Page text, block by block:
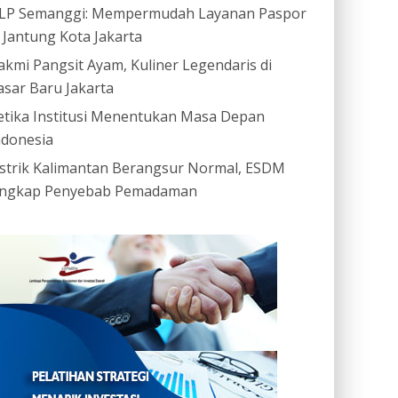
Semanggi: Mempermudah Layanan Paspor
Kota Jakarta
Pangsit Ayam, Kuliner Legendaris di
Baru Jakarta
Institusi Menentukan Masa Depan
Kalimantan Berangsur Normal, ESDM
Penyebab Pemadaman